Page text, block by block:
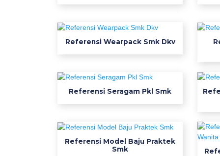
a
p
a
s
m
a
Referensi Wearpack Smk Dkv
Referensi Seragam Pkl Smk
Referensi Model Baju Praktek
Smk